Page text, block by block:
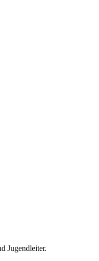
Jugendleiter.